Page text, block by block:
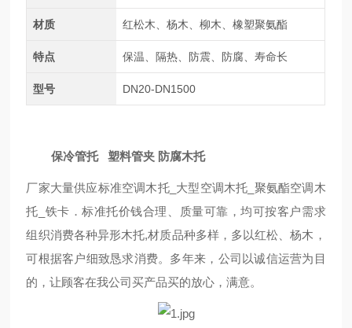
材质 红松木、杨木、柳木、橡塑聚氨酯
特点 保温、隔热、防震、防腐、寿命长
型号 DN20-DN1500
保冷管托 塑料管夹 防腐木托
厂家大量供应标准空调木托_大型空调木托_聚氨酯空调木
托_铁卡．标准托价钱合理、质量可靠，均可按客户需求
组织消费各种异形木托,材质品种多样，多以红松、杨木，
可根据客户细致恳求消费。多年来，公司以诚信运营为目
的，让顾客在我公司买产品买的放心，满意。